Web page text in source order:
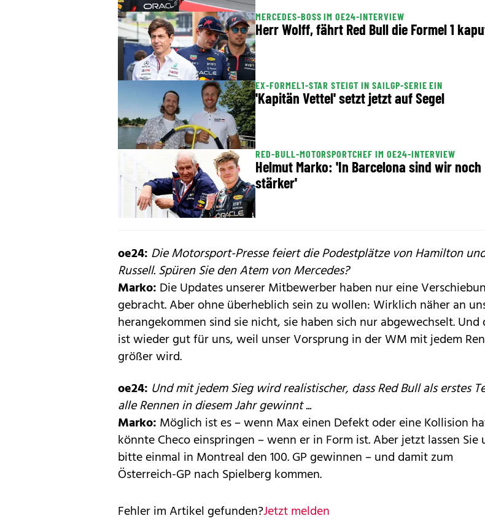
MERCEDES-BOSS IM OE24-INTERVIEW
Herr Wolff, fährt Red Bull die Formel 1
EX-FORMEL1-STAR STEIGT IN SAILGP-SERIE EIN
'Kapitän Vettel' setzt jetzt auf Segel
RED-BULL-MOTORSPORTCHEF IM OE24-INTERVIEW
Helmut Marko: 'In Barcelona sind wir noch
stärker'
oe24: Die Motorsport-Presse feiert die Podestplätze von Hamilton
Russell. Spüren Sie den Atem von Mercedes?
Marko: Die Updates unserer Mitbewerber haben nur eine
gebracht. Aber ohne überheblich sein zu wollen: Wirklich näher an
herangekommen sind sie nicht, sie haben sich nur abgewechselt. Und
ist wieder gut für uns, weil unser Vorsprung in der WM mit jedem
größer wird.
oe24: Und mit jedem Sieg wird realistischer, dass Red Bull als erstes
alle Rennen in diesem Jahr gewinnt ...
Marko: Möglich ist es – wenn Max einen Defekt oder eine Kollision
könnte Checo einspringen – wenn er in Form ist. Aber jetzt lassen Sie
bitte einmal in Montreal den 100. GP gewinnen – und damit zum
Österreich-GP nach Spielberg kommen.
Fehler im Artikel gefunden?Jetzt melden